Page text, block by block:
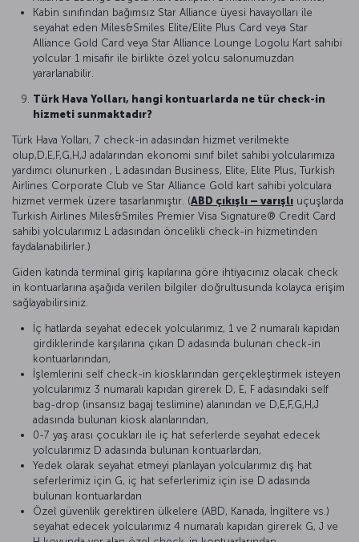
Kabin sınıfından bağımsız Star Alliance üyesi havayolları ile
seyahat eden Miles&Smiles Elite/Elite Plus Card veya Star
Alliance Gold Card veya Star Alliance Lounge Logolu Kart sahibi
yolcular 1 misafir ile birlikte özel yolcu salonumuzdan
yararlanabilir.
Türk Hava Yolları, hangi kontuarlarda ne tür check-in
hizmeti sunmaktadır?
Türk Hava Yolları, 7 check-in adasından hizmet verilmekte
olup,D,E,F,G,H,J adalarından ekonomi sınıf bilet sahibi yolcularımıza
yardımcı olunurken , L adasından Business, Elite, Elite Plus, Turkish
Airlines Corporate Club ve Star Alliance Gold kart sahibi yolculara
hizmet vermek üzere tasarlanmıştır. (ABD çıkışlı – varışlı uçuşlarda
Turkish Airlines Miles&Smiles Premier Visa Signature® Credit Card
sahibi yolcularımız L adasından öncelikli check-in hizmetinden
faydalanabilirler.)
Giden katında terminal giriş kapılarına göre ihtiyacınız olacak check
in kontuarlarına aşağıda verilen bilgiler doğrultusunda kolayca erişim
sağlayabilirsiniz.
İç hatlarda seyahat edecek yolcularımız, 1 ve 2 numaralı kapıdan
girdiklerinde karşılarına çıkan D adasında bulunan check-in
kontuarlarından,
İşlemlerini self check-in kiosklarından gerçekleştirmek isteyen
yolcularımız 3 numaralı kapıdan girerek D, E, F adasındaki self
bag-drop (insansız bagaj teslimine) alanından ve D,E,F,G,H,J
adasında bulunan kiosk alanlarından,
0-7 yaş arası çocukları ile iç hat seferlerde seyahat edecek
yolcularımız D adasında bulunan kontuarlardan,
Yedek olarak seyahat etmeyi planlayan yolcularımız dış hat
seferlerimiz için G, iç hat seferlerimiz için ise D adasında
bulunan kontuarlardan
Özel güvenlik gerektiren ülkelere (ABD, Kanada, İngiltere vs.)
seyahat edecek yolcularımız 4 numaralı kapıdan girerek G, J ve